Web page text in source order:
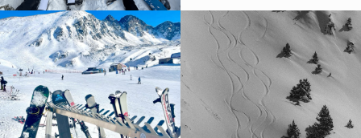
ТГ
Удобный вид связи